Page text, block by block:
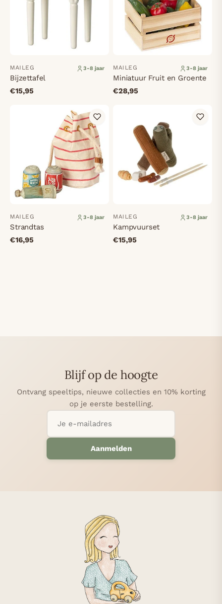
MAILEG 3-8 jaar
Bijzettafel
€15,95
MAILEG 3-8 jaar
Miniatuur Fruit en Groente
€28,95
MAILEG 3-8 jaar
Strandtas
€16,95
MAILEG 3-8 jaar
Kampvuurset
€15,95
Blijf op de hoogte
Ontvang speeltips, nieuwe collecties en 10% korting
op je eerste bestelling.
Aanmelden